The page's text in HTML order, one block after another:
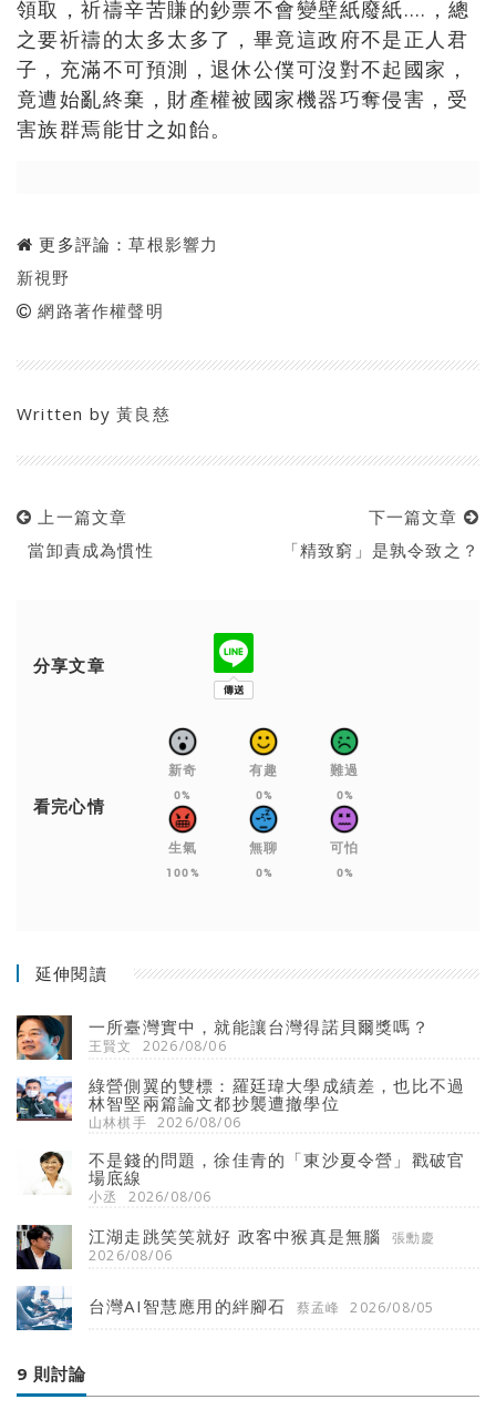
領取，祈禱辛苦賺的鈔票不會變壁紙廢紙….，總
之要祈禱的太多太多了，畢竟這政府不是正人君
子，充滿不可預測，退休公僕可沒對不起國家，
竟遭始亂終棄，財產權被國家機器巧奪侵害，受
害族群焉能甘之如飴。
更多評論：草根影響力
新視野
網路著作權聲明
Written by黃良慈
上一篇文章
當卸責成為慣性
下一篇文章
「精致窮」是孰令致之？
分享文章
看完心情
新奇
0%
有趣
0%
難過
0%
生氣
100%
無聊
0%
可怕
0%
延伸閱讀
一所臺灣實中，就能讓台灣得諾貝爾獎嗎？
王賢文 2026/08/06
綠營側翼的雙標：羅廷瑋大學成績差，也比不過
林智堅兩篇論文都抄襲遭撤學位
山林棋手 2026/08/06
不是錢的問題，徐佳青的「東沙夏令營」戳破官
場底線
小丞 2026/08/06
江湖走跳笑笑就好 政客中猴真是無腦
張勳慶
2026/08/06
台灣AI智慧應用的絆腳石 蔡孟峰 2026/08/05
9 則討論